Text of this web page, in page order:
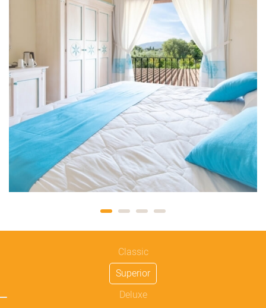
Classic
Superior
Deluxe